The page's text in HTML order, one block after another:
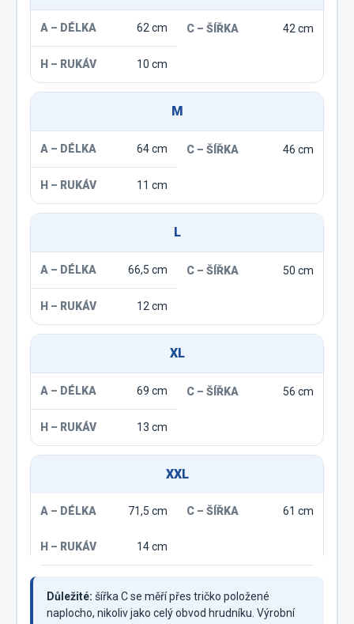
62 cm 42 cm
10 cm
M
64 cm 46 cm
11 cm
L
66,5 cm 50 cm
12 cm
XL
69 cm 56 cm
13 cm
XXL
71,5 cm 61 cm
14 cm
Důležité: šířka C se měří přes tričko položené
naplocho, nikoliv jako celý obvod hrudníku. Výrobní